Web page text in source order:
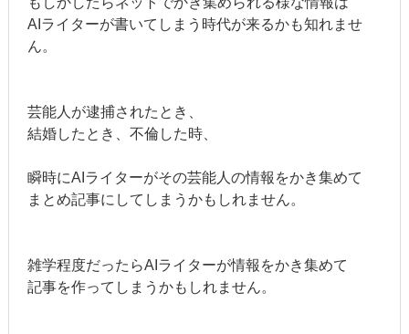
AIライターが書いてしまう時代が来るかも知れませ
ん。
芸能人が逮捕されたとき、
結婚したとき、不倫した時、
瞬時にAIライターがその芸能人の情報をかき集めて
まとめ記事にしてしまうかもしれません。
雑学程度だったらAIライターが情報をかき集めて
記事を作ってしまうかもしれません。